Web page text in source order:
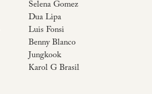
Selena Gomez
Dua Lipa
Luis Fonsi
Benny Blanco
Jungkook
Karol G Brasil